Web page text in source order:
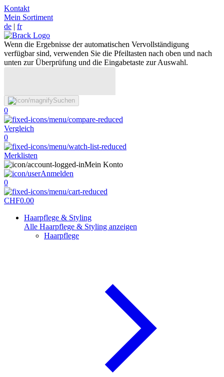
Kontakt
Mein Sortiment
de | fr
Wenn die Ergebnisse der automatischen Vervollständigung
verfügbar sind, verwenden Sie die Pfeiltasten nach oben und nach
unten zur Überprüfung und die Eingabetaste zur Auswahl.
Suchen
0
Vergleich
0
Merklisten
Mein Konto
Anmelden
0
CHF0.00
Haarpflege & Styling
Alle Haarpflege & Styling anzeigen
Haarpflege